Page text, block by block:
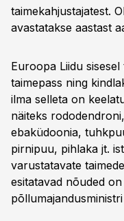
taimekahjustajatest.
avastatakse aastast
Euroopa Liidu
taimepass ning
ilma selleta on
näiteks
ebaküdoonia,
pirnipuu, pihlaka jt.
varustatavate
esitatavad nõuded
põllumajandusministri